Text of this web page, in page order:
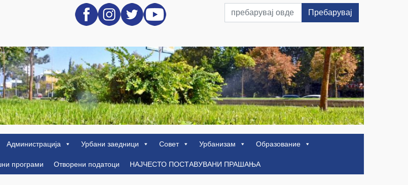
Пребарувај
Администрација Урбани заедници Совет Урбанизам
Образование
програми Отворени податоци НАЈЧЕСТО ПОСТАВУВАНИ ПРАШАЊА